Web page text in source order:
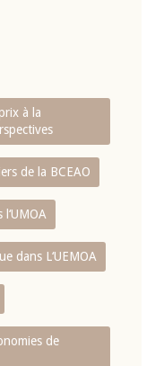
à la
de la BCEAO
dans L‘UEMOA
de